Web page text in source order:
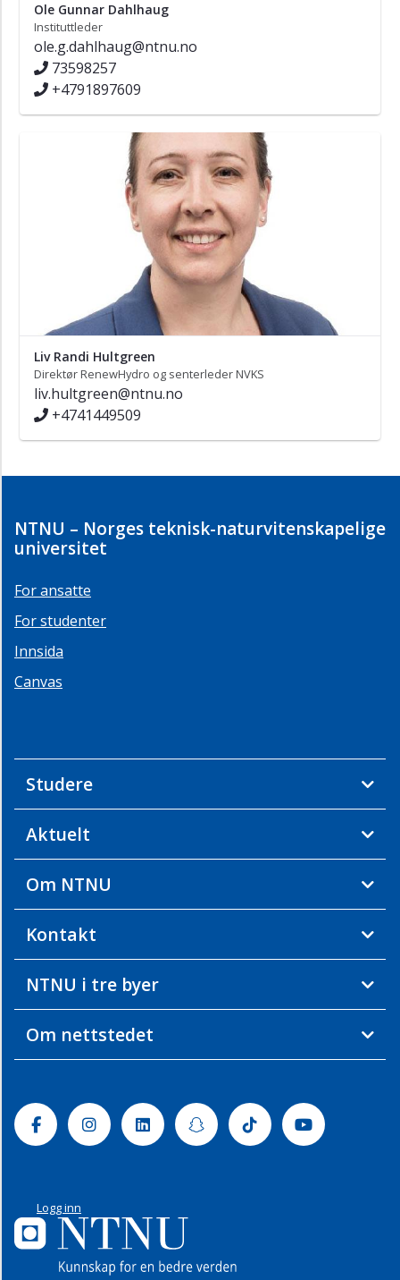
Ole Gunnar Dahlhaug
Instituttleder
ole.g.dahlhaug@ntnu.no
73598257
+4791897609
Liv Randi Hultgreen
Direktør RenewHydro og senterleder NVKS
liv.hultgreen@ntnu.no
+4741449509
NTNU – Norges teknisk-naturvitenskapelige
universitet
For ansatte
For studenter
Innsida
Canvas
Studere
Aktuelt
Om NTNU
Kontakt
NTNU i tre byer
Om nettstedet
FacebookInstagramLinkedinSnapchatTiktok Youtube
Logg inn